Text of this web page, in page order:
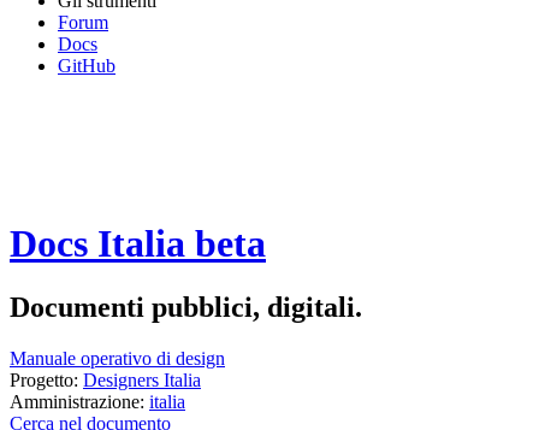
Forum
Docs
GitHub
Docs Italia beta
Documenti pubblici, digitali.
Manuale operativo di design
Progetto: Designers Italia
Amministrazione: italia
Cerca nel documento